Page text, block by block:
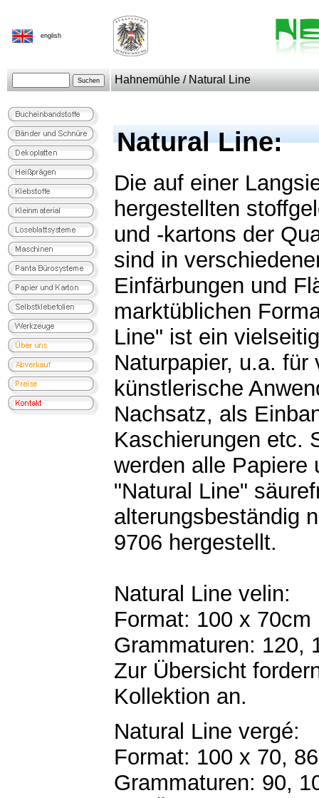
english
Hahnemühle / Natural Line
Natural Line:
Die auf einer
hergestellten
und -kartons der
sind in
Einfärbungen und
marktüblichen
Line" ist ein
Naturpapier, u.a.
künstlerische
Nachsatz, als
Kaschierungen etc.
werden alle Papiere
"Natural Line"
alterungsbeständig
9706 hergestellt.
Natural Line velin:
Format: 100 x 70cm
Grammaturen: 120,
Zur Übersicht
Kollektion an.
Natural Line vergé:
Format: 100 x 70,
Grammaturen: 90,